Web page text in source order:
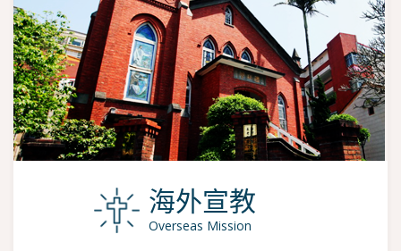
海外宣教
Overseas Mission